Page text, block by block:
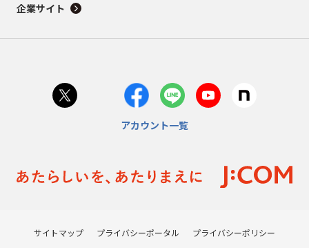
企業サイト
アカウント一覧
サイトマップ プライバシーポータル
プライバシーポリシー